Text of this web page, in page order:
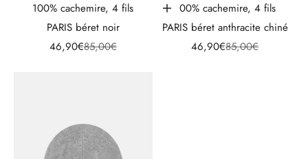
100% cachemire, 4 fils
PARIS béret noir
Prix de vente
46,90€Prix normal
85,00€
Ajouter au panier
100% cachemire, 4 fils
PARIS béret anthracite chiné
Prix de vente
46,90€Prix normal
85,00€